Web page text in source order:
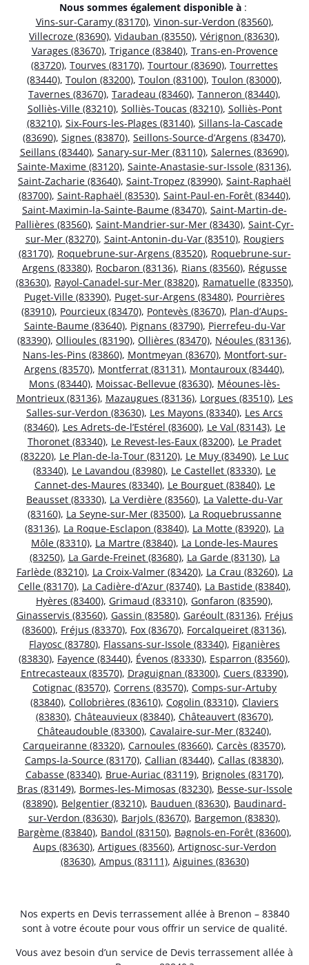
Nous sommes également disponible à :
Vins-sur-Caramy (83170), Vinon-sur-Verdon (83560),
Villecroze (83690), Vidauban (83550), Vérignon (83630),
Varages (83670), Trigance (83840), Trans-en-Provence
(83720), Tourves (83170), Tourtour (83690), Tourrettes
(83440), Toulon (83200), Toulon (83100), Toulon (83000),
Tavernes (83670), Taradeau (83460), Tanneron (83440),
Solliès-Ville (83210), Solliès-Toucas (83210), Solliès-Pont
(83210), Six-Fours-les-Plages (83140), Sillans-la-Cascade
(83690), Signes (83870), Seillons-Source-d’Argens (83470),
Seillans (83440), Sanary-sur-Mer (83110), Salernes (83690),
Sainte-Maxime (83120), Sainte-Anastasie-sur-Issole (83136),
Saint-Zacharie (83640), Saint-Tropez (83990), Saint-Raphaël
(83700), Saint-Raphaël (83530), Saint-Paul-en-Forêt (83440),
Saint-Maximin-la-Sainte-Baume (83470), Saint-Martin-de-
Pallières (83560), Saint-Mandrier-sur-Mer (83430), Saint-Cyr-
sur-Mer (83270), Saint-Antonin-du-Var (83510), Rougiers
(83170), Roquebrune-sur-Argens (83520), Roquebrune-sur-
Argens (83380), Rocbaron (83136), Rians (83560), Régusse
(83630), Rayol-Canadel-sur-Mer (83820), Ramatuelle (83350),
Puget-Ville (83390), Puget-sur-Argens (83480), Pourrières
(83910), Pourcieux (83470), Pontevès (83670), Plan-d’Aups-
Sainte-Baume (83640), Pignans (83790), Pierrefeu-du-Var
(83390), Ollioules (83190), Ollières (83470), Néoules (83136),
Nans-les-Pins (83860), Montmeyan (83670), Montfort-sur-
Argens (83570), Montferrat (83131), Montauroux (83440),
Mons (83440), Moissac-Bellevue (83630), Méounes-lès-
Montrieux (83136), Mazaugues (83136), Lorgues (83510), Les
Salles-sur-Verdon (83630), Les Mayons (83340), Les Arcs
(83460), Les Adrets-de-l’Estérel (83600), Le Val (83143), Le
Thoronet (83340), Le Revest-les-Eaux (83200), Le Pradet
(83220), Le Plan-de-la-Tour (83120), Le Muy (83490), Le Luc
(83340), Le Lavandou (83980), Le Castellet (83330), Le
Cannet-des-Maures (83340), Le Bourguet (83840), Le
Beausset (83330), La Verdière (83560), La Valette-du-Var
(83160), La Seyne-sur-Mer (83500), La Roquebrussanne
(83136), La Roque-Esclapon (83840), La Motte (83920), La
Môle (83310), La Martre (83840), La Londe-les-Maures
(83250), La Garde-Freinet (83680), La Garde (83130), La
Farlède (83210), La Croix-Valmer (83420), La Crau (83260), La
Celle (83170), La Cadière-d’Azur (83740), La Bastide (83840),
Hyères (83400), Grimaud (83310), Gonfaron (83590),
Ginasservis (83560), Gassin (83580), Garéoult (83136), Fréjus
(83600), Fréjus (83370), Fox (83670), Forcalqueiret (83136),
Flayosc (83780), Flassans-sur-Issole (83340), Figanières
(83830), Fayence (83440), Évenos (83330), Esparron (83560),
Entrecasteaux (83570), Draguignan (83300), Cuers (83390),
Cotignac (83570), Correns (83570), Comps-sur-Artuby
(83840), Collobrières (83610), Cogolin (83310), Claviers
(83830), Châteauvieux (83840), Châteauvert (83670),
Châteaudouble (83300), Cavalaire-sur-Mer (83240),
Carqueiranne (83320), Carnoules (83660), Carcès (83570),
Camps-la-Source (83170), Callian (83440), Callas (83830),
Cabasse (83340), Brue-Auriac (83119), Brignoles (83170),
Bras (83149), Bormes-les-Mimosas (83230), Besse-sur-Issole
(83890), Belgentier (83210), Bauduen (83630), Baudinard-
sur-Verdon (83630), Barjols (83670), Bargemon (83830),
Bargème (83840), Bandol (83150), Bagnols-en-Forêt (83600),
Aups (83630), Artigues (83560), Artignosc-sur-Verdon
(83630), Ampus (83111), Aiguines (83630)
Nos experts en Devis terrassement allée à Brenon – 83840
sont à votre écoute pour vous offrir un service de qualité.
Vous avez besoin d’un service de Devis terrassement allée à